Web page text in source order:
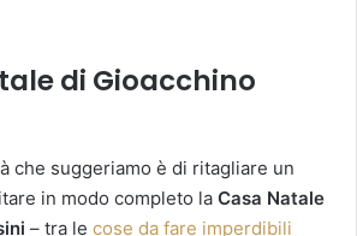
di Gioacchino
che suggeriamo è di ritagliare un
in modo completo la Casa Natale
– tra le cose da fare imperdibili